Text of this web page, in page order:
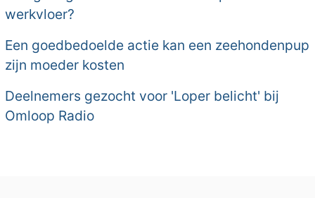
werkvloer?
Een goedbedoelde actie kan een zeehondenpup
zijn moeder kosten
Deelnemers gezocht voor 'Loper belicht' bij
Omloop Radio